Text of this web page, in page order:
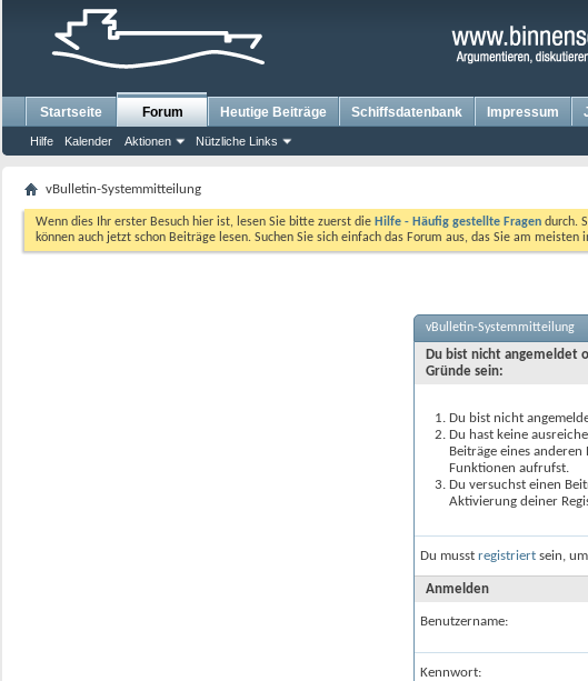
Startseite Forum
Hilfe Kalender Aktionen Nützliche Links
Heutige Beiträge Schiffsdatenbank Impressum
vBulletin-Systemmitteilung
Wenn dies Ihr erster Besuch hier ist, lesen Sie bitte zuerst die Hilfe - Häufig gestellte Fragen durch.
können auch jetzt schon Beiträge lesen. Suchen Sie sich einfach das Forum aus, das Sie am meisten
vBulletin-Systemmitteilung
Du bist nicht angemeldet
Gründe sein:
Du bist nicht
Du hast keine
Beiträge eines
Funktionen aufrufst.
Du versuchst einen
Aktivierung deiner
Du musst registriert sein,
Anmelden
Benutzername:
Kennwort: